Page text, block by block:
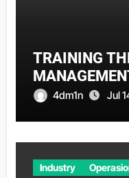
TRAINING
4dm1n Jul
Industry